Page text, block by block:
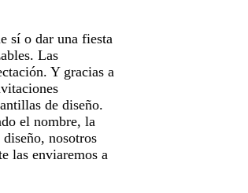
sí o dar una fiesta
Las
Y gracias a
de diseño.
el nombre, la
nosotros
las enviaremos a